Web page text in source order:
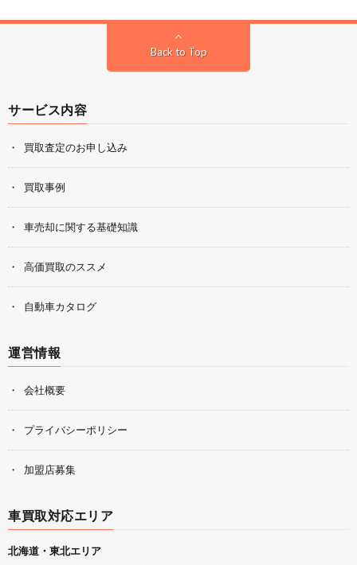
Back to Top
サービス内容
買取査定のお申し込み
買取事例
車売却に関する基礎知識
高価買取のススメ
自動車カタログ
運営情報
会社概要
プライバシーポリシー
加盟店募集
車買取対応エリア
北海道・東北エリア